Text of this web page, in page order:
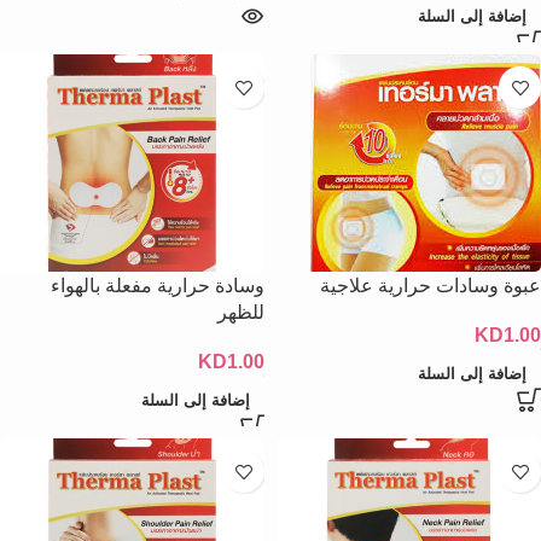
إضافة إلى السلة
عبوة وسادات حرارية علاجية
KD1.00
إضافة إلى السلة
وسادة حرارية مفعلة بالهواء
للظهر
KD1.00
إضافة إلى السلة